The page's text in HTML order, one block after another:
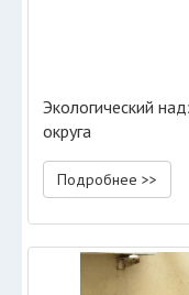
Экологический
округа
Подробнее >>